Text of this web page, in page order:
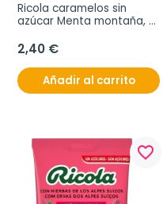
Ricola caramelos sin
azúcar Menta montaña,
2,40 €
Añadir al carrito
favorite_border